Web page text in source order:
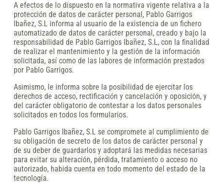
A efectos de lo dispuesto en la normativa vigente relativa a la
protección de datos de carácter personal, Pablo Garrigos
Ibañez, S.L informa al usuario de la existencia de un fichero
automatizado de datos de carácter personal, creado y bajo la
responsabilidad de Pablo Garrigos Ibañez, S.L, con la finalidad
de realizar el mantenimiento y la gestión de la información
solicitada, así como de las labores de información prestados
por Pablo Garrigos.
Asimismo, le informa sobre la posibilidad de ejercitar los
derechos de acceso, rectificación y cancelación y oposición, y
del carácter obligatorio de contestar a los datos personales
solicitados en todos los formularios.
Pablo Garrigos Ibañez, S.L se compromete al cumplimiento de
su obligación de secreto de los datos de carácter personal y
de su deber de guardarlos y adoptará las medidas necesarias
para evitar su alteración, pérdida, tratamiento o acceso no
autorizado, habida cuenta en todo momento del estado de la
tecnología.